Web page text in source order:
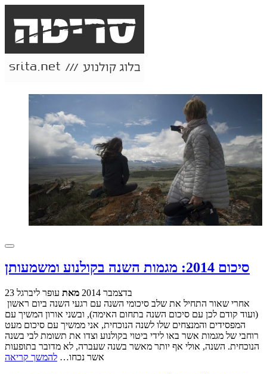
סיכום 2014: מגמות השנה בקולנוע ומשמעותן
23 בדצמבר 2014 מאת עופר ליברגל
(ועוד קודם לכן עם סיכום השנה בתחום האימה), ובשני אורון המשיך עם
המפסידים והמנצחים שלו לשנה הנוכחית, אני ממשיך עם סיכום מעט
רוחבי של מגמות אשר באו לידי ביטוי בקולנוע וצדו את תשומת לבי בשנה
הנוכחית. השנה, אולי אף יותר מאשר בשנה שעברה, לא מדובר בתופעות
אשר נכחו… להמשך קריאה